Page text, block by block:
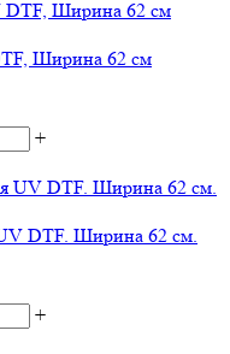
Ширина 62 см
+
DTF. Ширина 62 см.
+